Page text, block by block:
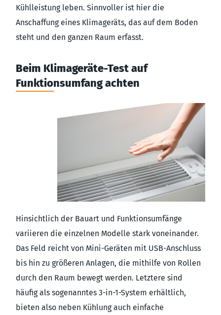
Kühlleistung leben. Sinnvoller ist hier die
Anschaffung eines Klimageräts, das auf dem Boden
steht und den ganzen Raum erfasst.
Beim Klimageräte-Test auf
Funktionsumfang achten
Hinsichtlich der Bauart und Funktionsumfänge
variieren die einzelnen Modelle stark voneinander.
Das Feld reicht von Mini-Geräten mit USB-Anschluss
bis hin zu größeren Anlagen, die mithilfe von Rollen
durch den Raum bewegt werden. Letztere sind
häufig als sogenanntes 3-in-1-System erhältlich,
bieten also neben Kühlung auch einfache